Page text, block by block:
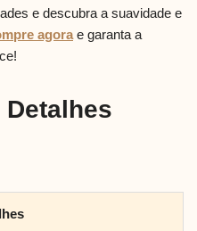
e descubra a suavidade e
agorae garanta a